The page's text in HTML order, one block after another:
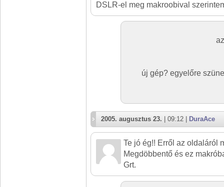
DSLR-el meg makroobival
új gép? egyelőre
2005. augusztus 23. | 09:12 | DuraAce
Te jó ég!! Erről az oldaláról
Megdöbbentő és ez
Grt.